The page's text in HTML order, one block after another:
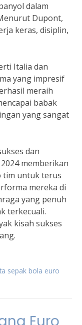
dalam
Dupont,
keras, disiplin,
Italia dan
yang impresif
meraih
babak
yang sangat
dan
memberikan
tim untuk terus
mereka di
yang penuh
terkecuali.
kisah sukses
sepak bola euro